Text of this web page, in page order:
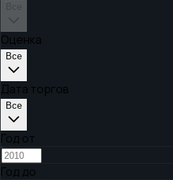
Все
Оценка
Все
Дата торгов
Все
Год от
Год до